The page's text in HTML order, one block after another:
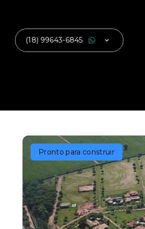
(18) 99643-6845
Pronto para construir